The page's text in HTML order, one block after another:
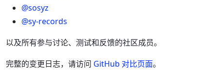
@sosyz
@sy-records
以及所有参与讨论、测试和反馈的社区成员。
完整的变更日志，请访问 GitHub 对比页面。